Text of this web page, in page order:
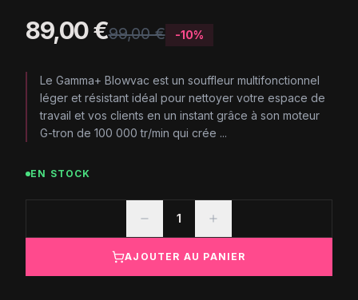
89,00 €99,00 € -10%
Le Gamma+ Blowvac est un souffleur multifonctionnel
léger et résistant idéal pour nettoyer votre espace de
travail et vos clients en un instant grâce à son moteur
G-tron de 100 000 tr/min qui crée ...
EN STOCK
1
AJOUTER AU PANIER